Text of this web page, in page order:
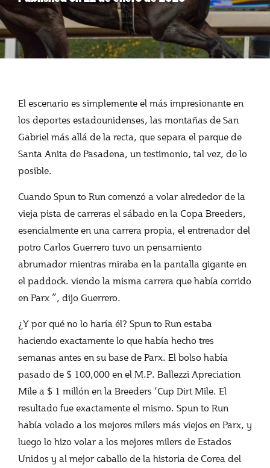
El escenario es simplemente el más impresionante en
los deportes estadounidenses, las montañas de San
Gabriel más allá de la recta, que separa el parque de
Santa Anita de Pasadena, un testimonio, tal vez, de lo
posible.
Cuando Spun to Run comenzó a volar alrededor de la
vieja pista de carreras el sábado en la Copa Breeders,
esencialmente en una carrera propia, el entrenador del
potro Carlos Guerrero tuvo un pensamiento
abrumador mientras miraba en la pantalla gigante en
el paddock. viendo la misma carrera que había corrido
en Parx ”, dijo Guerrero.
¿Y por qué no lo haría él? Spun to Run estaba
haciendo exactamente lo que había hecho tres
semanas antes en su base de Parx. El bolso había
pasado de $ 100,000 en el M.P. Ballezzi Apreciation
Mile a $ 1 millón en la Breeders ’Cup Dirt Mile. El
resultado fue exactamente el mismo. Spun to Run
había volado a los mejores milers más viejos en Parx, y
luego lo hizo volar a los mejores milers de Estados
Unidos y al mejor caballo de la historia de Corea del